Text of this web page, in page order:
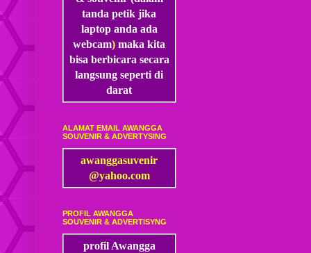
tanda petik jika
laptop anda ada
webcam)maka kita
bisa berbicara secara
langsung seperti di
darat
ALAMAT EMAIL AWANGGA
SOUVENIR & ADVERTYSING
awanggasuvenir
@yahoo.com
PROFIL AWANGGA
SOUVENIR & ADVERTISYNG
profil Awangga